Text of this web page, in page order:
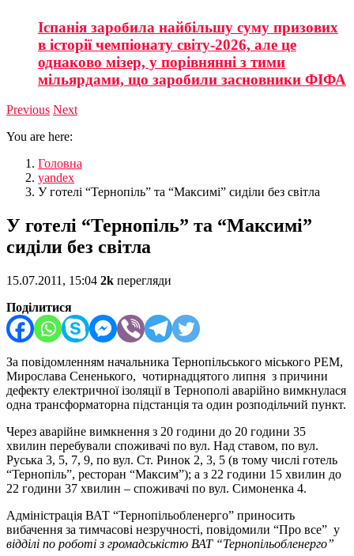
Іспанія заробила найбільшу суму призових
в історії чемпіонату світу-2026, але це
однаково мізер, у порівнянні з тими
мільярдами, що заробили засновники ФІФА
Previous Next
You are here:
Головна
yandex
У готелі “Тернопіль” та “Максимі” сиділи без світла
У готелі “Тернопіль” та “Максимі”
сиділи без світла
15.07.2011, 15:04 2k перегляди
Поділитися
За повідомленням начальника Тернопільського міського РЕМ,
Мирослава Сененького, чотирнадцятого липня з причини
дефекту електричної ізоляції в Тернополі аварійно вимкнулася
одна трансформаторна підстанція та один розподільчий пункт.
Через аварійне вимкнення з 20 години до 20 години 35
хвилин перебували споживачі по вул. Над ставом, по вул.
Руська 3, 5, 7, 9, по вул. Ст. Ринок 2, 3, 5 (в тому числі готель
“Тернопіль”, ресторан “Максим”); а з 22 години 15 хвилин до
22 години 37 хвилин – споживачі по вул. Симоненка 4.
Адміністрація ВАТ “Тернопільобленерго” приносить
вибачення за тимчасові незручності, повідомили “Про все” у
відділі по роботі з громадськістю ВАТ “Тернопільобленерго”